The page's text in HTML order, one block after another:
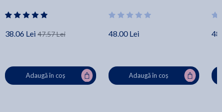
38.06 Lei 47.57 Lei
Adaugă în coș
48.00 Lei
Adaugă în coș